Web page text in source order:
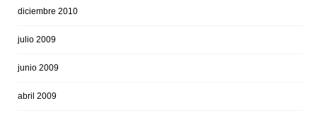
diciembre 2010
julio 2009
junio 2009
abril 2009